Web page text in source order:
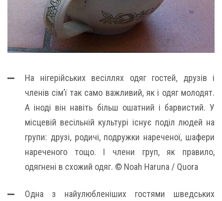
На нігерійських весіллях одяг гостей, друзів і
членів сім’ї так само важливий, як і одяг молодят.
А іноді він навіть більш ошатний і барвистий. У
місцевій весільній культурі існує поділ людей на
групи: друзі, родичі, подружки нареченої, шафери
нареченого тощо. І члени груп, як правило,
одягнені в схожий одяг. © Noah Haruna / Quora
Одна з найулюбленіших гостями шведських